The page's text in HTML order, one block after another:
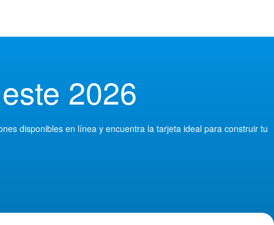
2026
disponibles en línea y encuentra la tarjeta ideal para construir tu